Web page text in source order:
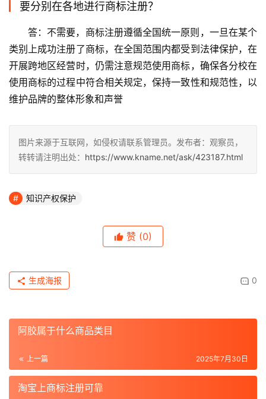
要分别在各地进行商标注册？
答：不需要，商标注册遵循全国统一原则，一旦在某个
类别上成功注册了商标，在全国范围内都受到法律保护，在
开展跨地区经营时，仍需注意规范使用商标，确保各分校在
使用商标的过程中符合相关规定，保持一致性和规范性，以
维护品牌的整体形象和声誉
图片来源于互联网，如侵权请联系管理员。发布者：观察员，
转转请注明出处： https://www.kname.net/ask/423187.html
知识产权保护
赞 (0)
0
生成海报
阿胶属于什么商品类目
上一篇 2025年7月30日
淘宝上商标注册可靠